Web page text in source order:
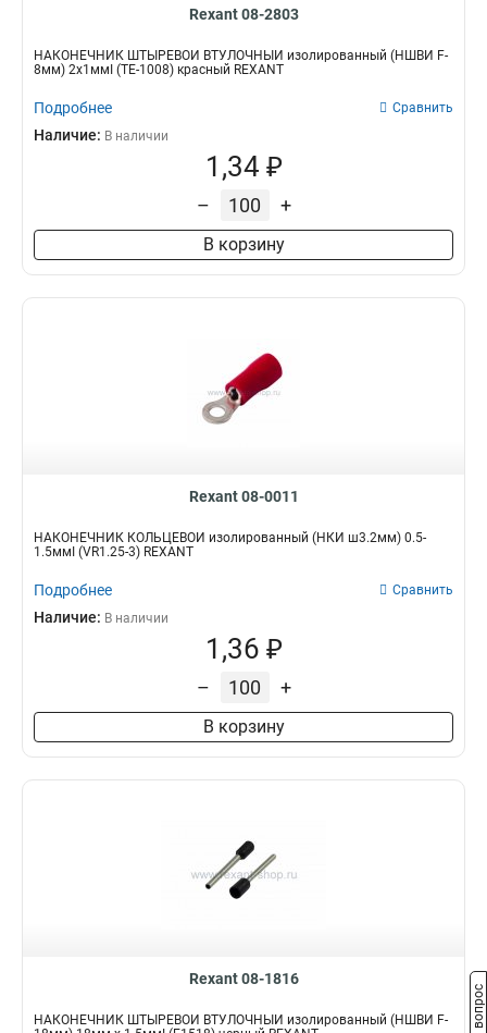
Rexant 08-2803
НАКОНЕЧНИК ШТЫРЕВОЙ ВТУЛОЧНЫЙ изолированный (НШВИ F-
8мм) 2х1ммІ (TE-1008) красный REXANT
Подробнее Сравнить
Наличие: В наличии
1,34 ₽
– +
В корзину
Rexant 08-0011
НАКОНЕЧНИК КОЛЬЦЕВОЙ изолированный (НКИ ш3.2мм) 0.5-
1.5ммІ (VR1.25-3) REXANT
Подробнее Сравнить
Наличие: В наличии
1,36 ₽
– +
В корзину
Rexant 08-1816
НАКОНЕЧНИК ШТЫРЕВОЙ ВТУЛОЧНЫЙ изолированный (НШВИ F-